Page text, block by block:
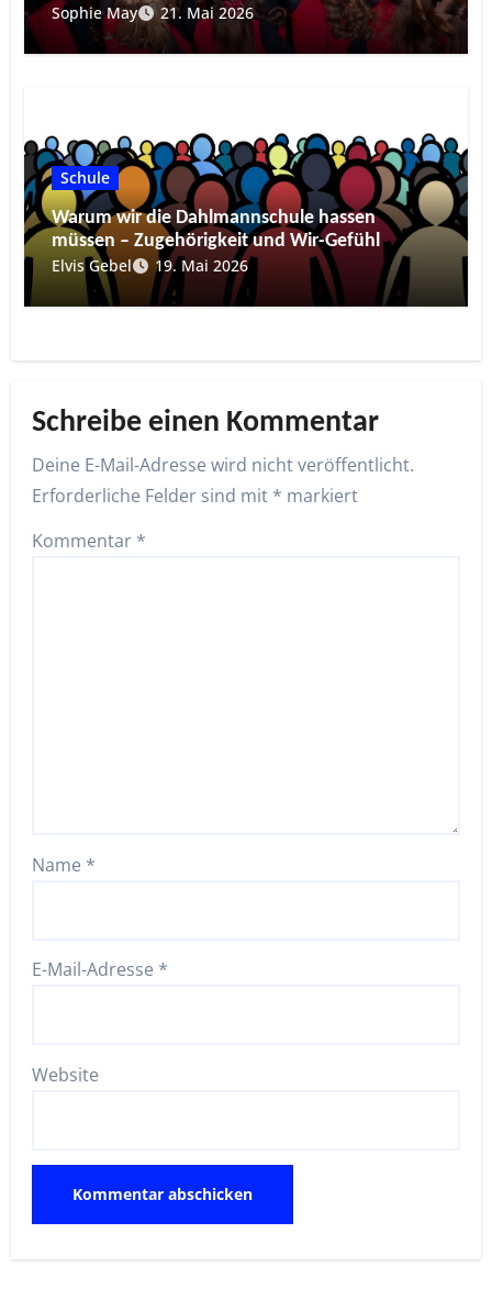
Sophie May
21. Mai 2026
Schule
Warum wir die Dahlmannschule hassen
müssen – Zugehörigkeit und Wir-Gefühl
Elvis Gebel
19. Mai 2026
Schreibe einen Kommentar
Deine E-Mail-Adresse wird nicht veröffentlicht.
Erforderliche Felder sind mit * markiert
Kommentar *
Name *
E-Mail-Adresse *
Website